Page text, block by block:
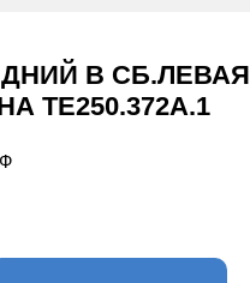
В СБ.ЛЕВАЯ
ТЕ250.372А.1